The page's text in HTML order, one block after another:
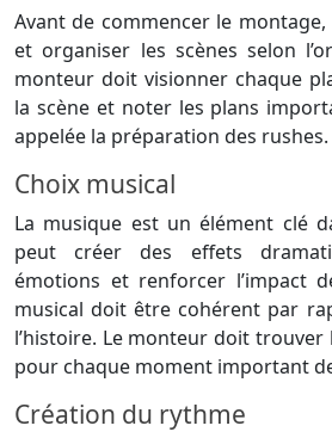
Avant de commencer le
et organiser les scènes selon
monteur doit visionner chaque
la scène et noter les plans
appelée la préparation des rushes.
Choix musical
La musique est un élément clé
peut créer des effets
émotions et renforcer l’impact
musical doit être cohérent par
l’histoire. Le monteur doit
pour chaque moment important
Création du rythme